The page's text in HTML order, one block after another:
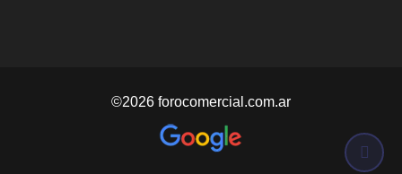
©2026 forocomercial.com.ar